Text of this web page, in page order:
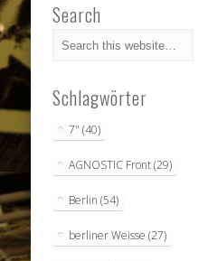
Search
Schlagwörter
7" (40)
AGNOSTIC Front(29)
Berlin (54)
berliner Weisse (27)